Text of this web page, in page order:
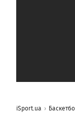
iSport.ua